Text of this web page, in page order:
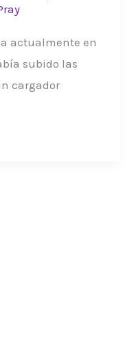
actualmente en
subido las
cargador